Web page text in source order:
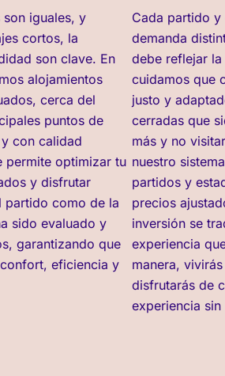
iguales, y
cortos, la
son clave. En
alojamientos
cerca del
puntos de
con calidad
permite optimizar tu
y disfrutar
partido como de la
sido evaluado y
garantizando que
eficiencia y
Cada partido y
demanda
debe reflejar la
cuidamos que
justo y
cerradas que
más y no
nuestro
partidos y
precios
inversión se
experiencia
manera,
disfrutarás de
experiencia sin